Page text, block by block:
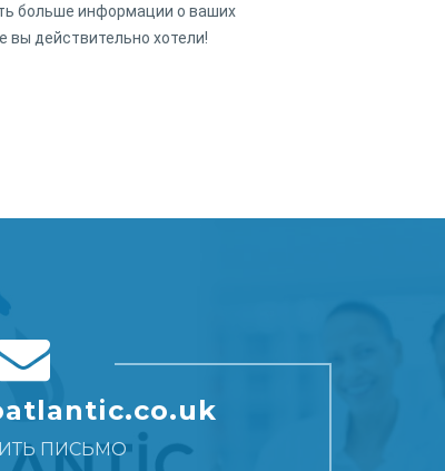
больше информации о ваших
вы действительно хотели!
ПИСЬМО